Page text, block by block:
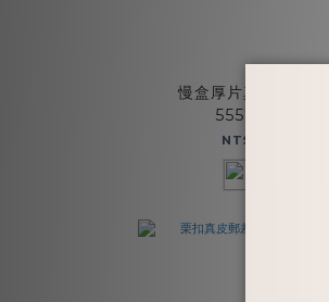
慢盒厚片真皮斜背包 -
5557(兩色)
NT$4,300